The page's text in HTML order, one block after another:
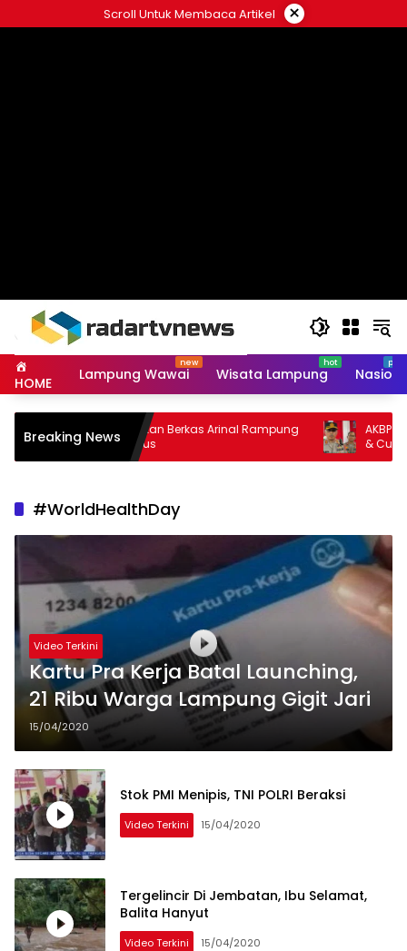
to
Scroll Untuk Membaca Artikel ×
HOME Lampung Wawai Wisata Lampung
Breaking News
Targetkan Berkas Arinal Rampung
Agustus
AKBP Ramadhona
& Curas
#WorldHealthDay
Video Terkini
Kartu Pra Kerja Batal Launching,
21 Ribu Warga Lampung Gigit Jari
15/04/2020
Stok PMI Menipis, TNI POLRI Beraksi
Video Terkini 15/04/2020
Tergelincir Di Jembatan, Ibu Selamat,
Balita Hanyut
Video Terkini 15/04/2020